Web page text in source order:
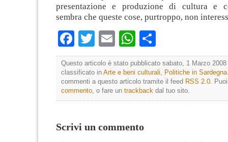
presentazione e produzione di cultura e
sembra che queste cose, purtroppo, non
Facebook
TwitterEmailWhatsApp
Questo articolo è stato pubblicato sabato, 1 Marzo
classificato in Arte e beni culturali Politiche in Sardegna
commenti a questo articolo tramite il feed RSS 2.0 .
commento , o fare un trackback dal tuo sito.
Scrivi un commento